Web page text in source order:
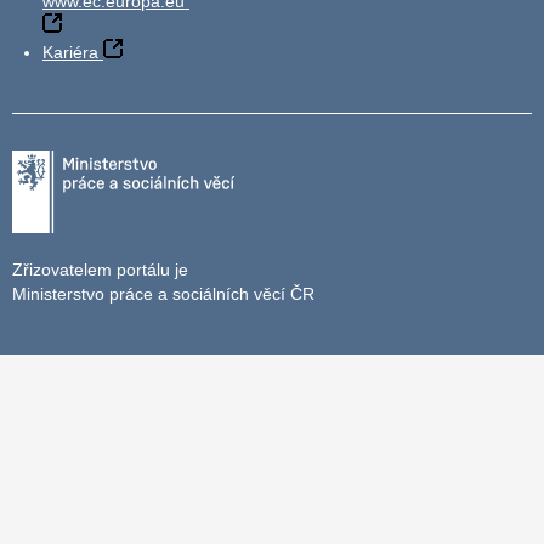
Kariéra
Zřizovatelem portálu je
Ministerstvo práce a sociálních věcí ČR